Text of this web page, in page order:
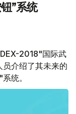
”系统
2018"国际武
介绍了其未来的
统。